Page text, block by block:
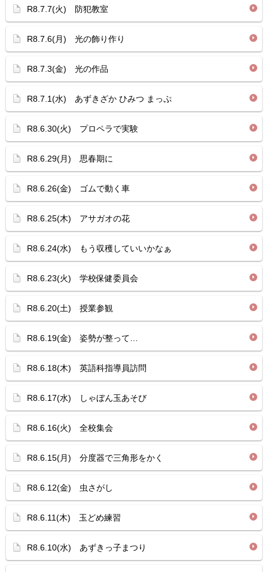
R8.7.7(火) 防犯教室
R8.7.6(月) 光の飾り作り
R8.7.3(金) 光の作品
R8.7.1(水) あずきざか ひみつ まっぷ
R8.6.30(火) プロペラで実験
R8.6.29(月) 思春期に
R8.6.26(金) ゴムで動く車
R8.6.25(木) アサガオの花
R8.6.24(水) もう収穫していいかなぁ
R8.6.23(火) 学校保健委員会
R8.6.20(土) 授業参観
R8.6.19(金) 姿勢が整って…
R8.6.18(木) 英語科指導員訪問
R8.6.17(水) しゃぼん玉あそび
R8.6.16(火) 全校集会
R8.6.15(月) 分度器で三角形をかく
R8.6.12(金) 虫さがし
R8.6.11(木) 玉どめ練習
R8.6.10(水) あずきっ子まつり